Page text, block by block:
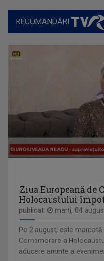
ENERGIA Z
„Energia Z” evocă dinamismul
CĂLĂTORIE CU GUST
VLAD LUCIAN ARHIRE
RECOMANDĂRI
Ziua Europeană de
Holocaustului
publicat: marţi, 04
Pe 2 august, este
Comemorare a
aducere aminte a